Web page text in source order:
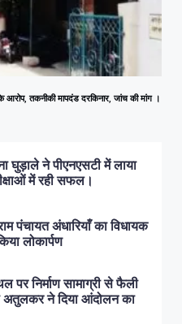
आरोप, तकनीकी मापदंड दरकिनार, जांच की मांग ।
घुड़ाले ने पीएनएसटी में लाया
में रही सफल।
पंचायत अंधारियाँ का विधायक
लोकार्पण
पर निर्माण सामाग्री से फैली
अतुलकर ने दिया आंदोलन का